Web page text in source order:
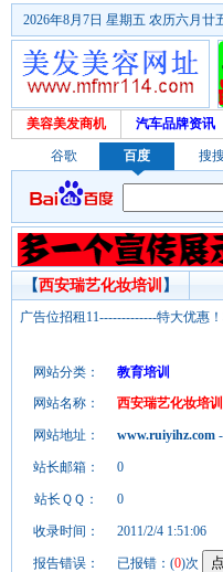
2026年8月7日 星期五 农历六月廿
美容美发商机 汽车品牌资讯
谷歌 百度 搜搜
【西安瑞艺化妆培训 】
广告位招租11-------------特大优惠
网站分类：
教育培训
网站名称：
西安瑞艺化妆培训
网站地址： www.ruiyihz.com -
站长邮箱： 0
站长ＱＱ： 0
收录时间： 2011/2/4 1:51:06
报告错误： 已报错：(0)次